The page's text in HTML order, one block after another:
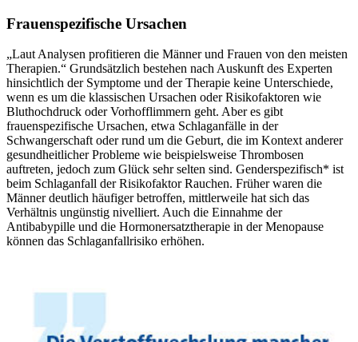
Frauenspezifische Ursachen
„Laut Analysen profitieren die Männer und Frauen von den meisten
Therapien.“ Grundsätzlich bestehen nach Auskunft des Experten
hinsichtlich der Symptome und der Therapie keine Unterschiede,
wenn es um die klassischen Ursachen oder Risikofaktoren wie
Bluthochdruck oder Vorhofflimmern geht. Aber es gibt
frauenspezifische Ursachen, etwa Schlaganfälle in der
Schwangerschaft oder rund um die Geburt, die im Kontext anderer
gesundheitlicher Probleme wie beispielsweise Thrombosen
auftreten, jedoch zum Glück sehr selten sind. Genderspezifisch* ist
beim Schlaganfall der Risikofaktor Rauchen. Früher waren die
Männer deutlich häufiger betroffen, mittlerweile hat sich das
Verhältnis ungünstig nivelliert. Auch die Einnahme der
Antibabypille und die Hormonersatztherapie in der Menopause
können das Schlaganfallrisiko erhöhen.